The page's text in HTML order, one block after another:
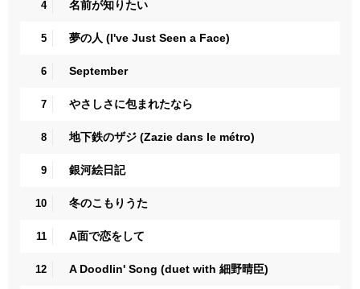
4 名前が知りたい
5 夢の人 (I've Just Seen a Face)
6 September
7 やさしさに包まれたなら
8 地下鉄のザジ (Zazie dans le métro)
9 銀河絵日記
10 冬のこもりうた
11 A面で恋をして
12 A Doodlin' Song (duet with 細野晴臣)